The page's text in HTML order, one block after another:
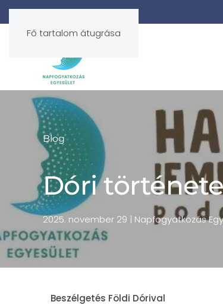
Fő tartalom átugrása
Blog
Dóri
2025. november 29 | Napfogyatkozás
Beszélgetés Földi Dórival